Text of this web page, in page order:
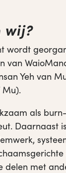
wij?
wordt
van
Yeh van
Mu).
als
Daarnaast
delen met